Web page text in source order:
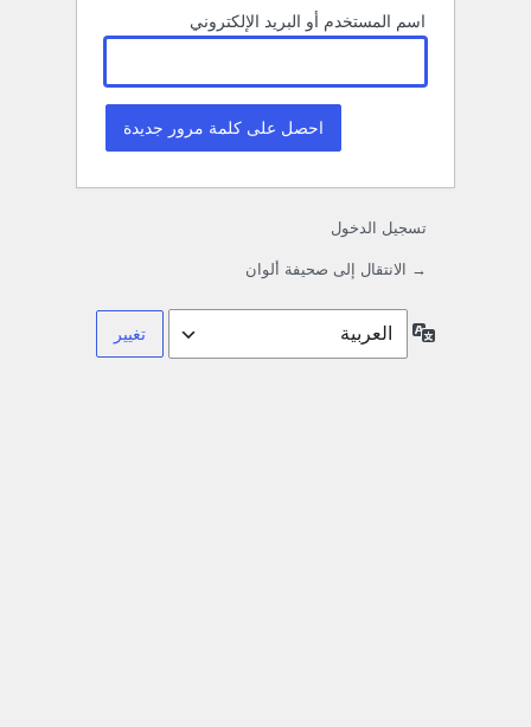
اسم المستخدم أو البريد الإلكتروني
تسجيل الدخول
→ الانتقال إلى صحيفة ألوان
اللغة